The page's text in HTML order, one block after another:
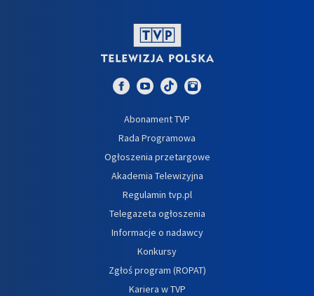
Abonament TVP
Rada Programowa
Ogłoszenia przetargowe
Akademia Telewizyjna
Regulamin tvp.pl
Telegazeta ogłoszenia
Informacje o nadawcy
Konkursy
Zgłoś program (ROPAT)
Kariera w TVP